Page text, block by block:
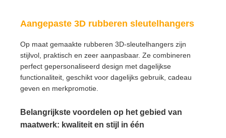
Aangepaste 3D rubberen sleutelhangers
Op maat gemaakte rubberen 3D-sleutelhangers zijn
stijlvol, praktisch en zeer aanpasbaar. Ze combineren
perfect gepersonaliseerd design met dagelijkse
functionaliteit, geschikt voor dagelijks gebruik, cadeau
geven en merkpromotie.
Belangrijkste voordelen op het gebied van
maatwerk: kwaliteit en stijl in één